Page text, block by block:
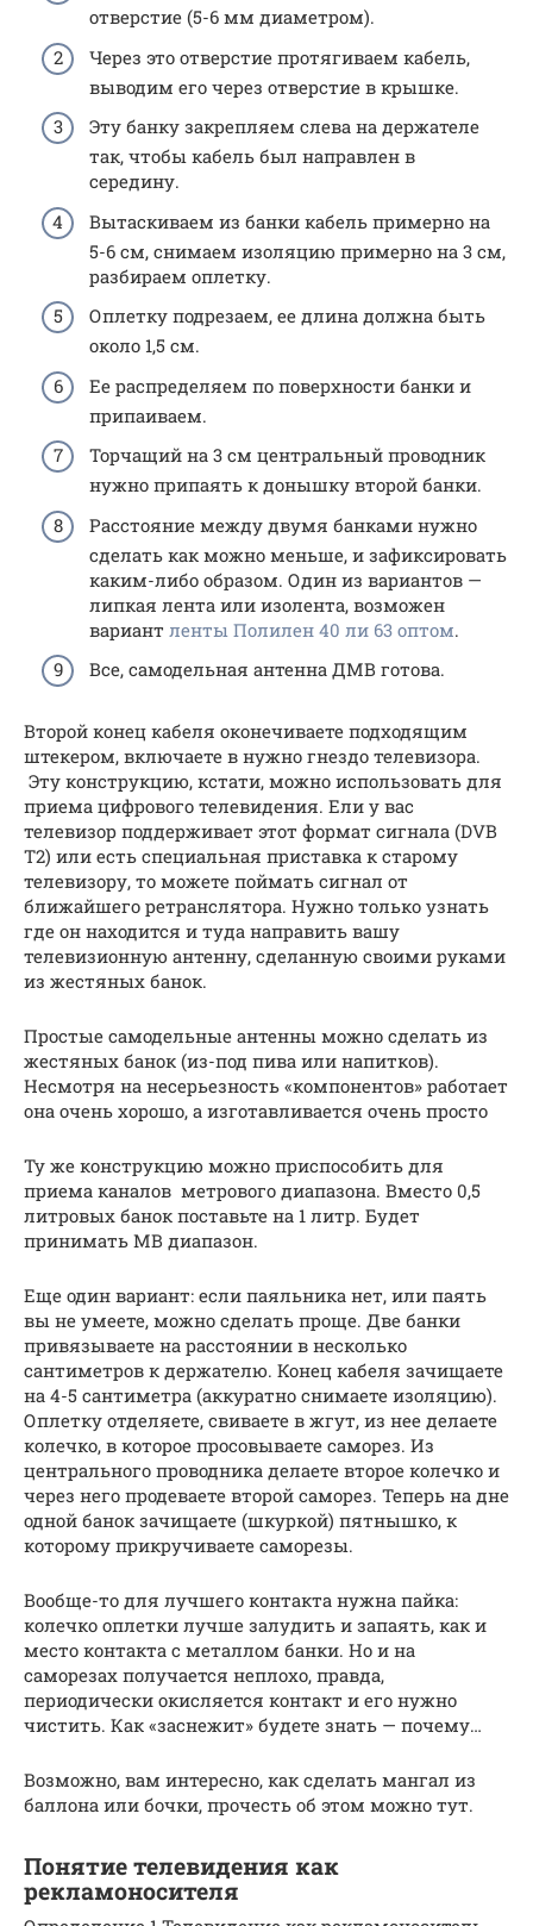
отверстие (5-6 мм диаметром).
Через это отверстие протягиваем кабель,
выводим его через отверстие в крышке.
Эту банку закрепляем слева на держателе
так, чтобы кабель был направлен в
середину.
Вытаскиваем из банки кабель примерно на
5-6 см, снимаем изоляцию примерно на 3 см,
разбираем оплетку.
Оплетку подрезаем, ее длина должна быть
около 1,5 см.
Ее распределяем по поверхности банки и
припаиваем.
Торчащий на 3 см центральный проводник
нужно припаять к донышку второй банки.
Расстояние между двумя банками нужно
сделать как можно меньше, и зафиксировать
каким-либо образом. Один из вариантов —
липкая лента или изолента, возможен
вариант ленты Полилен 40 ли 63 оптом.
Все, самодельная антенна ДМВ готова.
Второй конец кабеля оконечиваете подходящим
штекером, включаете в нужно гнездо телевизора.
Эту конструкцию, кстати, можно использовать для
приема цифрового телевидения. Ели у вас
телевизор поддерживает этот формат сигнала (DVB
T2) или есть специальная приставка к старому
телевизору, то можете поймать сигнал от
ближайшего ретранслятора. Нужно только узнать
где он находится и туда направить вашу
телевизионную антенну, сделанную своими руками
из жестяных банок.
Простые самодельные антенны можно сделать из
жестяных банок (из-под пива или напитков).
Несмотря на несерьезность «компонентов» работает
она очень хорошо, а изготавливается очень просто
Ту же конструкцию можно приспособить для
приема каналов метрового диапазона. Вместо 0,5
литровых банок поставьте на 1 литр. Будет
принимать МВ диапазон.
Еще один вариант: если паяльника нет, или паять
вы не умеете, можно сделать проще. Две банки
привязываете на расстоянии в несколько
сантиметров к держателю. Конец кабеля зачищаете
на 4-5 сантиметра (аккуратно снимаете изоляцию).
Оплетку отделяете, свиваете в жгут, из нее делаете
колечко, в которое просовываете саморез. Из
центрального проводника делаете второе колечко и
через него продеваете второй саморез. Теперь на дне
одной банок зачищаете (шкуркой) пятнышко, к
которому прикручиваете саморезы.
Вообще-то для лучшего контакта нужна пайка:
колечко оплетки лучше залудить и запаять, как и
место контакта с металлом банки. Но и на
саморезах получается неплохо, правда,
периодически окисляется контакт и его нужно
чистить. Как «заснежит» будете знать — почему…
Возможно, вам интересно, как сделать мангал из
баллона или бочки, прочесть об этом можно тут.
Понятие телевидения как
рекламоносителя